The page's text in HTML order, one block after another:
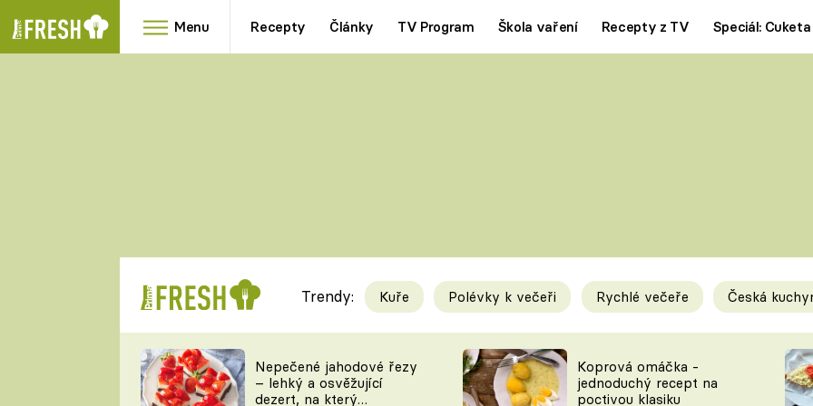
Menu Recepty Články TV Program Škola vaření Recepty z TV Speciál: Cuketa
RYCHLOVKY
Videorecepty
TEĎ VAŘÍ ŠÉF!
Tipy a triky
KAM ZA JÍDLEM
Trendy: Kuře Polévky k večeři Rychlé večeře Česká
Nepečené jahodové řezy
– lehký a osvěžující
dezert, na který
Koprová omáčka -
jednoduchý recept na
poctivou klasiku